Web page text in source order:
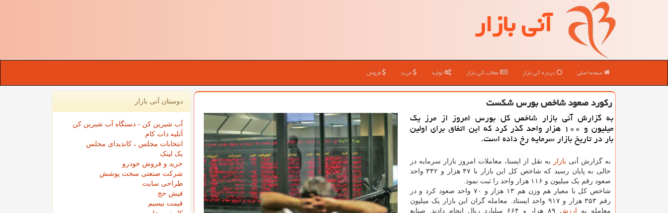
آنی بازار
صفحه اصلی درباره آنی بازار مطالب آنی بازار تولید خرید فروش
ركورد صعود شاخص بورس شكست
به گزارش آنی بازار شاخص كل بورس امروز از مرز یك
میلیون و ۱۰۰ هزار واحد گذر كرد كه این اتفاق برای اولین
بار در تاریخ بازار سرمایه رخ داده است.
به گزارش آنی بازار
به نقل از ایسنا، معاملات امروز بازار سرمایه در
حالی به پایان رسید که شاخص کل این بازار با ۴۷ هزار و ۳۴۲ واحد
صعود رقم یک میلیون و ۱۱۶ هزار واحد را ثبت نمود.
شاخص کل با معیار هم وزن هم ۱۳ هزار و ۷۰ واحد صعود کرد و در
رقم ۳۵۳ هزار و ۹۱۷ واحد ایستاد. معامله گران این بازار یک میلیون
معامله به
ارزش
۸۹ هزار و ۶۶۴ میلیارد ریال انجام دادند. صنایع
دوستان آنی بازار
آب شیرین کن - دستگاه آب شیرین کن
آتلیه دات کام
انتخابات مجلس ، کاندیدای مجلس
بک لینک
خرید و فروش خودرو
شرکت صنعتی سخت پوشش
طراحی سایت
فیش حج
قیمت بیسیم